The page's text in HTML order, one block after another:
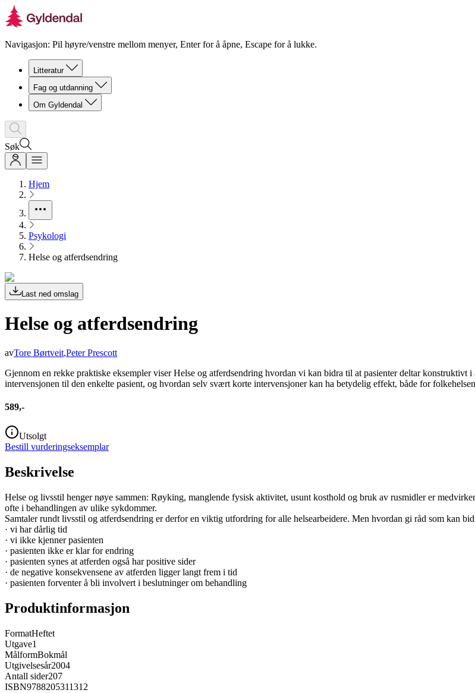
Navigasjon: Pil høyre/venstre mellom menyer, Enter for å åpne, Escape for å lukke.
Litteratur
Fag og utdanning
Om Gyldendal
Søk
Hjem
Psykologi
Helse og atferdsendring
Last ned omslag
Helse og atferdsendring
avTore Børtveit,Peter Prescott
Gjennom en rekke praktiske eksempler viser Helse og atferdsendring hvordan vi kan bidra til at pasienter deltar konstruktivt
intervensjonen til den enkelte pasient, og hvordan selv svært korte intervensjoner kan ha betydelig effekt, både for
589,-
Utsolgt
Bestill vurderingseksemplar
Beskrivelse
Helse og livsstil henger nøye sammen: Røyking, manglende fysisk aktivitet, usunt kosthold og bruk av rusmidler er
ofte i behandlingen av ulike sykdommer.
Samtaler rundt livsstil og atferdsendring er derfor en viktig utfordring for alle helsearbeidere. Men hvordan gi råd som kan
· vi har dårlig tid
· vi ikke kjenner pasienten
· pasienten ikke er klar for endring
· pasienten synes at atferden også har positive sider
· de negative konsekvensene av atferden ligger langt frem i tid
· pasienten forventer å bli involvert i beslutninger om behandling
Produktinformasjon
FormatHeftet
Utgave1
MålformBokmål
Utgivelsesår2004
Antall sider207
ISBN9788205311312